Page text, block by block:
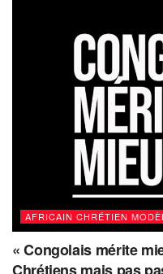
AFRICAIN CHRÉTIEN
« Congolais mérite